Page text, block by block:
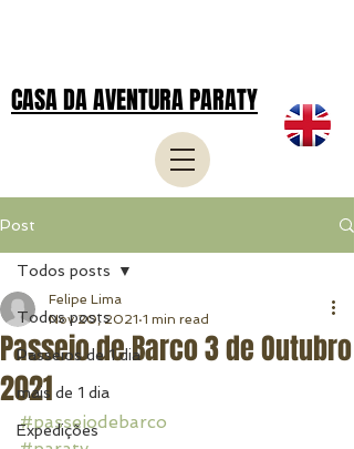
CASA DA AVENTURA PARATY
Post
Todos posts
Passeios de 1 dia
mais de 1 dia
Expedições
Todos posts
Passeio de Barco 3 de Outubro
2021
Felipe Lima
Nov 20, 2021 1 min read
#passeiodebarco